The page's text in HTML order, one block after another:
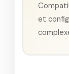
et